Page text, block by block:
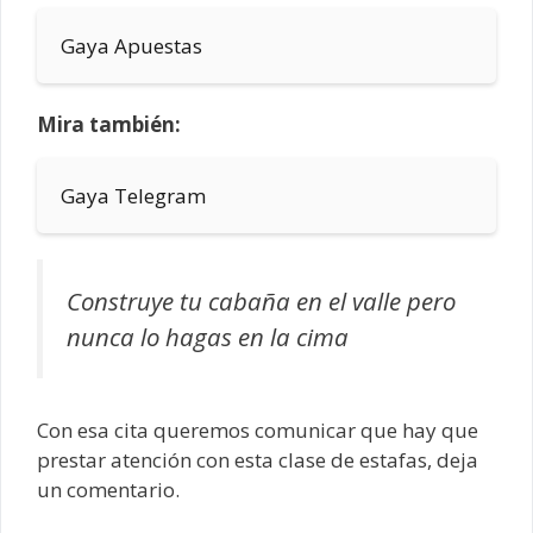
Gaya Apuestas
Mira también:
Gaya Telegram
Construye tu cabaña en el valle pero
nunca lo hagas en la cima
Con esa cita queremos comunicar que hay que
prestar atención con esta clase de estafas, deja
un comentario.